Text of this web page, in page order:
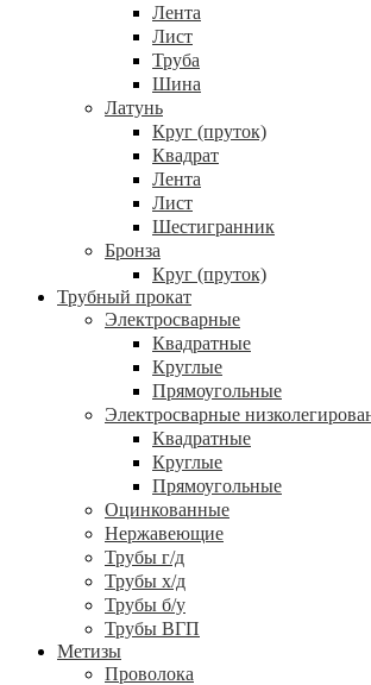
Лента
Лист
Труба
Шина
Латунь
Круг (пруток)
Квадрат
Лента
Лист
Шестигранник
Бронза
Круг (пруток)
Трубный прокат
Электросварные
Квадратные
Круглые
Прямоугольные
Электросварные
Квадратные
Круглые
Прямоугольные
Оцинкованные
Нержавеющие
Трубы г/д
Трубы х/д
Трубы б/у
Трубы ВГП
Метизы
Проволока